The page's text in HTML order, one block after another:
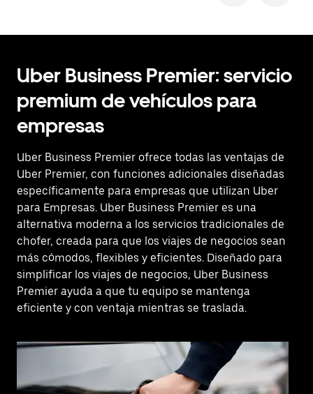
Uber Business Premier: servicio
premium de vehículos para
empresas
Uber Business Premier ofrece todas las ventajas de
Uber Premier, con funciones adicionales diseñadas
específicamente para empresas que utilizan Uber
para Empresas. Uber Business Premier es una
alternativa moderna a los servicios tradicionales de
chofer, creada para que los viajes de negocios sean
más cómodos, flexibles y eficientes. Diseñado para
simplificar los viajes de negocios, Uber Business
Premier ayuda a que tu equipo se mantenga
eficiente y con ventaja mientras se traslada.